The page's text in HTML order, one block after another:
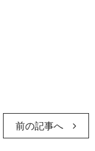
前の記事へ